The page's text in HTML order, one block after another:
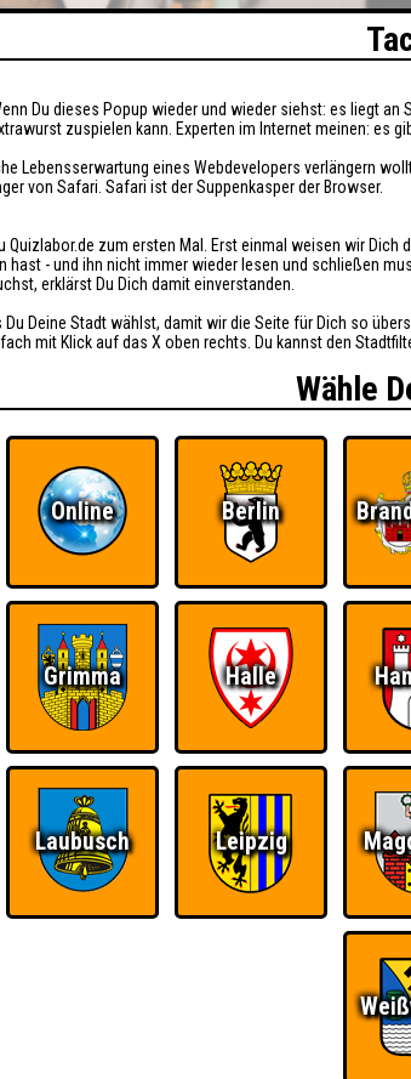
EVENTS HIGHSCORE
#61
· Halle
Teams
Du dieses Popup wieder und wieder siehst: es liegt
zuspielen kann. Experten im Internet meinen: es
Lebensserwartung eines Webdevelopers verlängern
von Safari. Safari ist der Suppenkasper der Browser.
Quizlabor.de zum ersten Mal. Erst einmal weisen wir
hast - und ihn nicht immer wieder lesen und schließen
erklärst Du Dich damit einverstanden.
Du Deine Stadt wählst, damit wir die Seite für Dich so
mit Klick auf das X oben rechts. Du kannst den
Wähle
Online Berlin
Grimma Halle
Laubusch Leipzig